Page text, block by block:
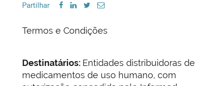
Partilhar
Termos e Condições
Destinatários: Entidades distribuidoras de
medicamentos de uso humano, com